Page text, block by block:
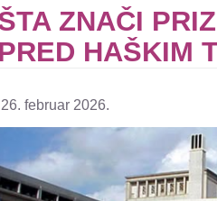
ZNAČI
PRED HAŠKIM
26. februar 2026.